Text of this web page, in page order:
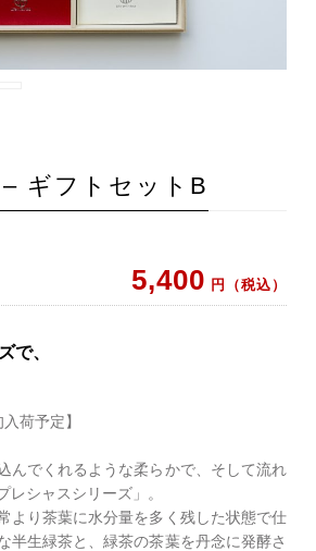
ギフトセットB
5,400 円（税込）
で、
荷予定】
んでくれるような柔らかで、そして流れ
レシャスシリーズ」。
より茶葉に水分量を多く残した状態で仕
半生緑茶と、緑茶の茶葉を丹念に発酵さ